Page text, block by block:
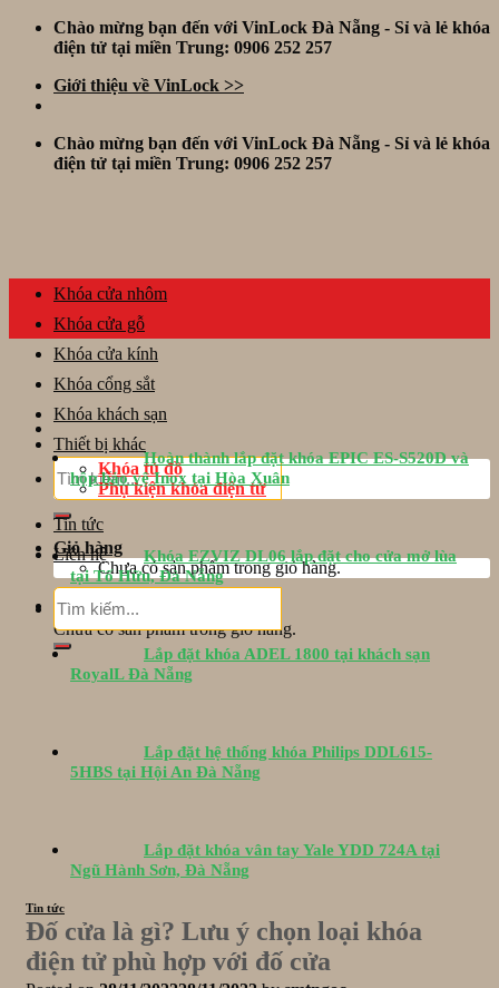
Skip
Chào mừng bạn đến với VinLock Đà Nẵng - Sỉ và lẻ khóa
điện tử tại miền Trung: 0906 252 257
Giới thiệu về VinLock >>
Chào mừng bạn đến với VinLock Đà Nẵng - Sỉ và lẻ khóa
điện tử tại miền Trung: 0906 252 257
Tìm
kiếm:
Giỏ hàng
Chưa có sản phẩm trong giỏ hàng.
Giỏ hàng
Chưa có sản phẩm trong giỏ hàng.
Khóa cửa nhôm
Khóa cửa gỗ
Khóa cửa kính
Khóa cổng sắt
Khóa khách sạn
Thiết bị khác
Khóa tủ đồ
Phụ kiện khóa điện tử
Tin tức
Liên hệ
Tìm
kiếm:
Hoàn thành lắp đặt khóa EPIC ES-S520D và
hộp bảo vệ Inox tại Hòa Xuân
Khóa EZVIZ DL06 lắp đặt cho cửa mở lùa
tại Tố Hữu, Đà Nẵng
Lắp đặt khóa ADEL 1800 tại khách sạn
RoyalL Đà Nẵng
Lắp đặt hệ thống khóa Philips DDL615-
5HBS tại Hội An Đà Nẵng
Lắp đặt khóa vân tay Yale YDD 724A tại
Ngũ Hành Sơn, Đà Nẵng
Tin tức
Đố cửa là gì? Lưu ý chọn loại khóa
điện tử phù hợp với đố cửa